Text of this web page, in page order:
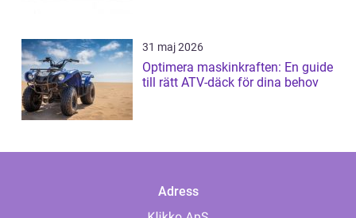
31 maj 2026
Optimera maskinkraften: En guide
till rätt ATV-däck för dina behov
Adress